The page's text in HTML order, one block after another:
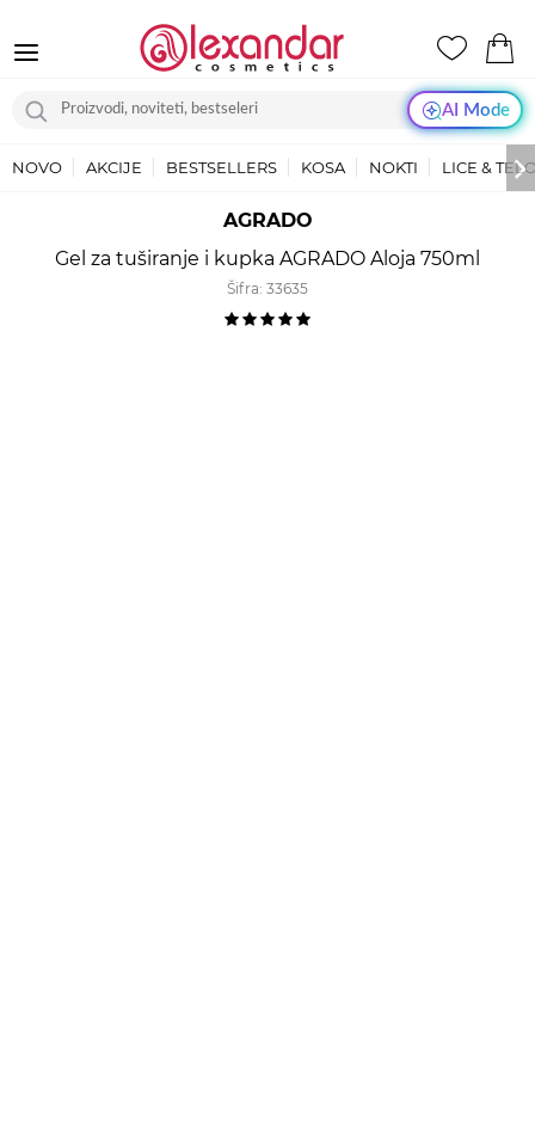
AI Mode
NOVO AKCIJE BESTSELLERS KOSA NOKTI LICE &
AGRADO
Gel za tuširanje i kupka AGRADO Aloja 750ml
Šifra: 33635